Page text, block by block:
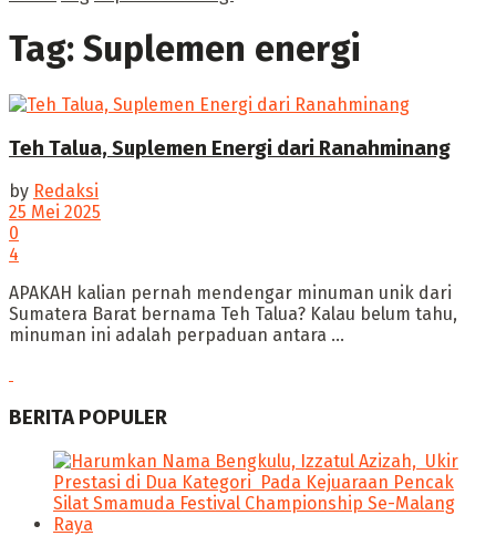
Tag: Suplemen energi
Teh Talua, Suplemen Energi dari Ranahminang
by Redaksi
25 Mei 2025
0
4
‎APAKAH kalian pernah mendengar minuman unik dari
Sumatera Barat bernama Teh Talua? ‎Kalau belum tahu,
minuman ini adalah perpaduan antara ...
BERITA POPULER